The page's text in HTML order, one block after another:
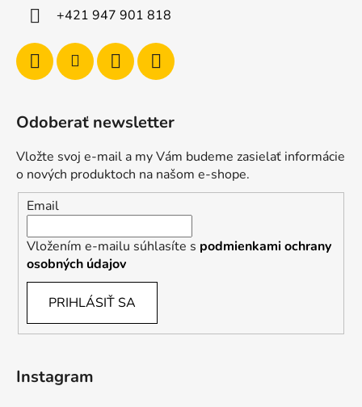
+421 947 901 818
Odoberať newsletter
Vložte svoj e-mail a my Vám budeme zasielať informácie
o nových produktoch na našom e-shope.
Email
Vložením e-mailu súhlasíte s podmienkami ochrany
osobných údajov
PRIHLÁSIŤ SA
Instagram